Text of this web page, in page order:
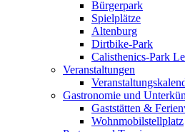
Bürgerpark
Spielplätze
Altenburg
Dirtbike-Park
Calisthenics-Park
Veranstaltungen
Gastronomie und
Gaststätten &
Wohnmobilstellplatz